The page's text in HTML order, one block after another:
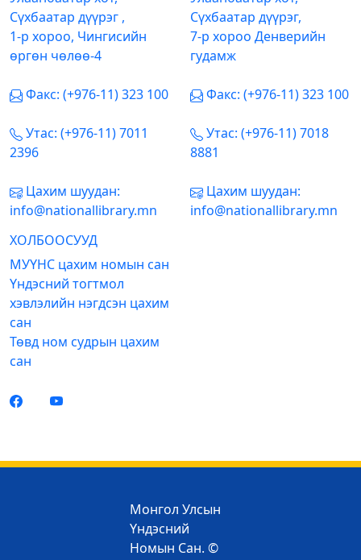
Сүхбаатар дүүрэг ,
1-р хороо, Чингисийн
өргөн чөлөө-4
Факс: (+976-11) 323 100
Утас: (+976-11) 7011
2396
Цахим шуудан:
info@nationallibrary.mn
Сүхбаатар дүүрэг,
7-р хороо Денверийн
гудамж
Факс: (+976-11) 323 100
Утас: (+976-11) 7018
8881
Цахим шуудан:
info@nationallibrary.mn
ХОЛБООСУУД
МУҮНС цахим номын сан
Үндэсний тогтмол
хэвлэлийн нэгдсэн цахим
сан
Төвд ном судрын цахим
сан
Монгол Улсын
Үндэсний
Номын Сан. ©